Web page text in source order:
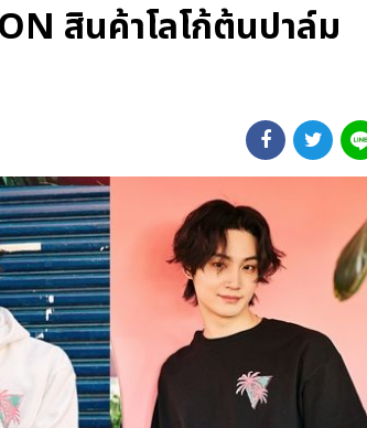
สินค้าโลโก้ต้นปาล์ม